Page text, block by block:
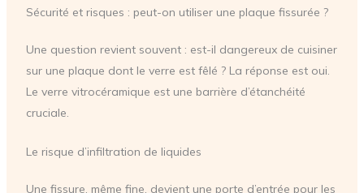
Sécurité et risques : peut-on utiliser une plaque fissurée ?
Une question revient souvent : est-il dangereux de cuisiner
sur une plaque dont le verre est fêlé ? La réponse est oui.
Le verre vitrocéramique est une barrière d’étanchéité
cruciale.
Le risque d’infiltration de liquides
Une fissure, même fine, devient une porte d’entrée pour les